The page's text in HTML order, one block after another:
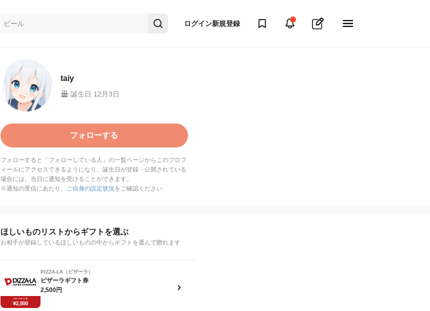
ログイン新規登録
taiy
誕生日 12月3日
フォローする
フォローすると「フォローしている人」の一覧ページからこのプロフ
ィールにアクセスできるようになり、誕生日が登録・公開されている
場合には、当日に通知を受けることができます。
※通知の受信にあたり、
ご自身の設定状況をご確認ください
ほしいものリストからギフトを選ぶ
お相手が登録しているほしいものの中からギフトを選んで贈れます
PIZZA-LA（ピザーラ）
ピザーラギフト券
2,500円